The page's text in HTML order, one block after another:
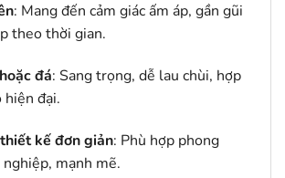
: Mang đến cảm giác ấm áp, gần gũi
theo thời gian.
đá: Sang trọng, dễ lau chùi, hợp
hiện đại.
kế đơn giản: Phù hợp phong
nghiệp, mạnh mẽ.